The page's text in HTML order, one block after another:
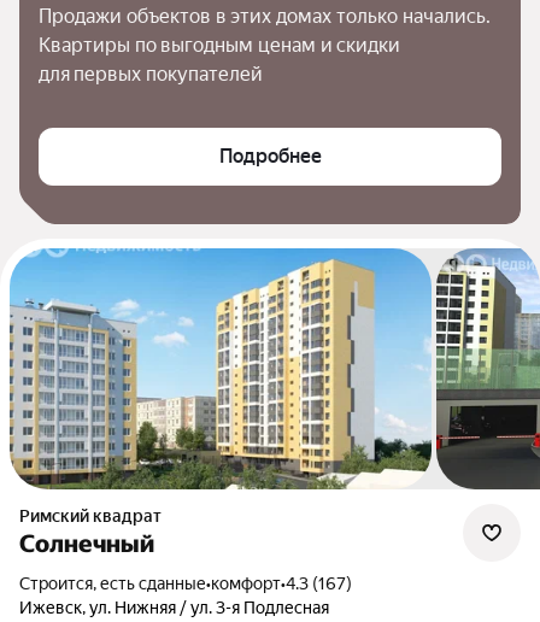
Продажи объектов в этих домах только начались.
Квартиры по выгодным ценам и скидки
для первых покупателей
Подробнее
Римский квадрат
Солнечный
Строится, есть сданные•комфорт•4.3 (167)
Ижевск, ул. Нижняя / ул. 3-я Подлесная